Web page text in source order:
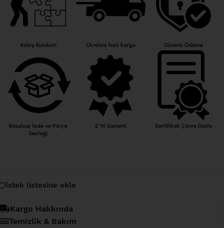
Kolay Kurulum
Koşulsuz İade ve Parça
Desteği
Ücretsiz hızlı kargo
2 Yıl Garanti
Güvenli Ödeme
Sertifikalı Çevre Dostu
İstek listesine ekle
Kargo Hakkında
Temizlik & Bakım